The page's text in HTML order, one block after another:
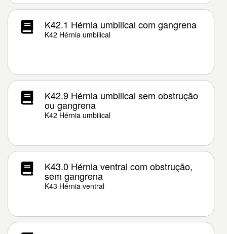
K42.1 Hérnia umbilical com gangrena
K42 Hérnia umbilical
K42.9 Hérnia umbilical sem obstrução
ou gangrena
K42 Hérnia umbilical
K43.0 Hérnia ventral com obstrução,
sem gangrena
K43 Hérnia ventral